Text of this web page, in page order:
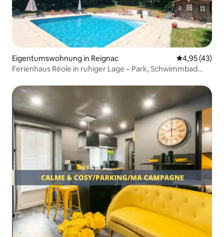
Eigentumswohnung in Reignac
4,95 (43)
Ferienhaus Réole in ruhiger Lage – Park, Schwimmbad